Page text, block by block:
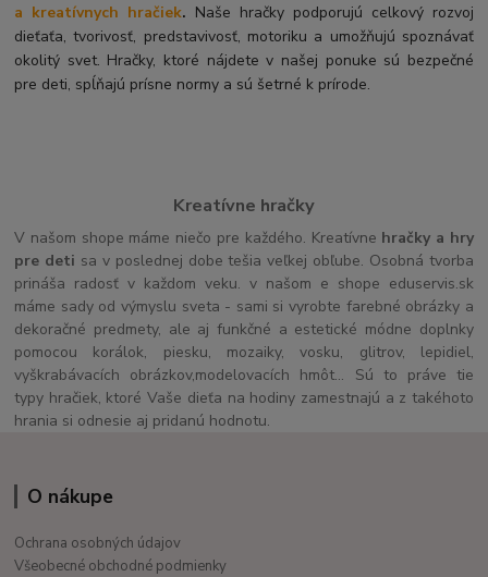
a kreatívnych hračiek. Naše hračky podporujú celkový rozvoj
dieťaťa, tvorivosť, predstavivosť, motoriku a umožňujú spoznávať
okolitý svet. Hračky, ktoré nájdete v našej ponuke sú bezpečné
pre deti, spĺňajú prísne normy a sú šetrné k prírode.
Kreatívne hračky
V našom shope máme niečo pre každého. Kreatívne hračky a hry
pre deti sa v poslednej dobe tešia veľkej obľube. Osobná tvorba
prináša radosť v každom veku. v našom e shope eduservis.sk
máme sady od výmyslu sveta - sami si vyrobte farebné obrázky a
dekoračné predmety, ale aj funkčné a estetické módne doplnky
pomocou korálok, piesku, mozaiky, vosku, glitrov, lepidiel,
vyškrabávacích obrázkov,modelovacích hmôt... Sú to práve tie
typy hračiek, ktoré Vaše dieťa na hodiny zamestnajú a z takéhoto
hrania si odnesie aj pridanú hodnotu.
O nákupe
Ochrana osobných údajov
Všeobecné obchodné podmienky